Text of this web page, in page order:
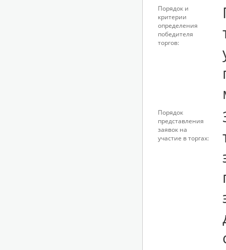
Порядок и
критерии
определения
победителя
торгов:
Порядок
представления
заявок на
участие в торгах: